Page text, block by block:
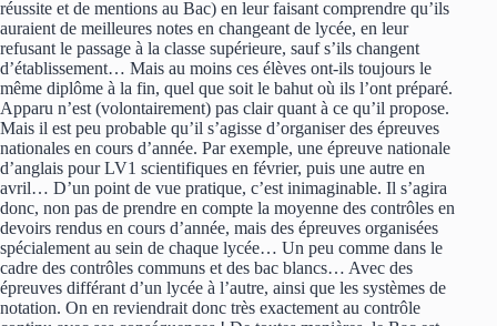
réussite et de mentions au Bac) en leur faisant comprendre qu’ils
auraient de meilleures notes en changeant de lycée, en leur
refusant le passage à la classe supérieure, sauf s’ils changent
d’établissement… Mais au moins ces élèves ont-ils toujours le
même diplôme à la fin, quel que soit le bahut où ils l’ont préparé.
Apparu n’est (volontairement) pas clair quant à ce qu’il propose.
Mais il est peu probable qu’il s’agisse d’organiser des épreuves
nationales en cours d’année. Par exemple, une épreuve nationale
d’anglais pour LV1 scientifiques en février, puis une autre en
avril… D’un point de vue pratique, c’est inimaginable. Il s’agira
donc, non pas de prendre en compte la moyenne des contrôles en
devoirs rendus en cours d’année, mais des épreuves organisées
spécialement au sein de chaque lycée… Un peu comme dans le
cadre des contrôles communs et des bac blancs… Avec des
épreuves différant d’un lycée à l’autre, ainsi que les systèmes de
notation. On en reviendrait donc très exactement au contrôle